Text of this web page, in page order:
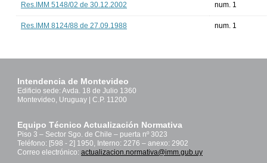
Res.IMM 5148/02 de 30.12.2002 num. 1
Res.IMM 8124/88 de 27.09.1988 num. 1
Intendencia de Montevideo
Edificio sede: Avda. 18 de Julio 1360
Montevideo, Uruguay | C.P. 11200
Equipo Técnico Actualización Normativa
Piso 3 – Sector Sgo. de Chile – puerta nº 3023
Teléfono: [598 - 2] 1950, Interno: 2276 – anexo: 2902
Correo electrónico: actualizacion.normativa@imm.gub.uy